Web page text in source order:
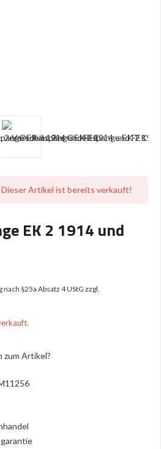
Artikel ist bereits verkauft!
EK 2 1914 und
§25a Absatz 4 UStG zzgl.
zum Artikel?